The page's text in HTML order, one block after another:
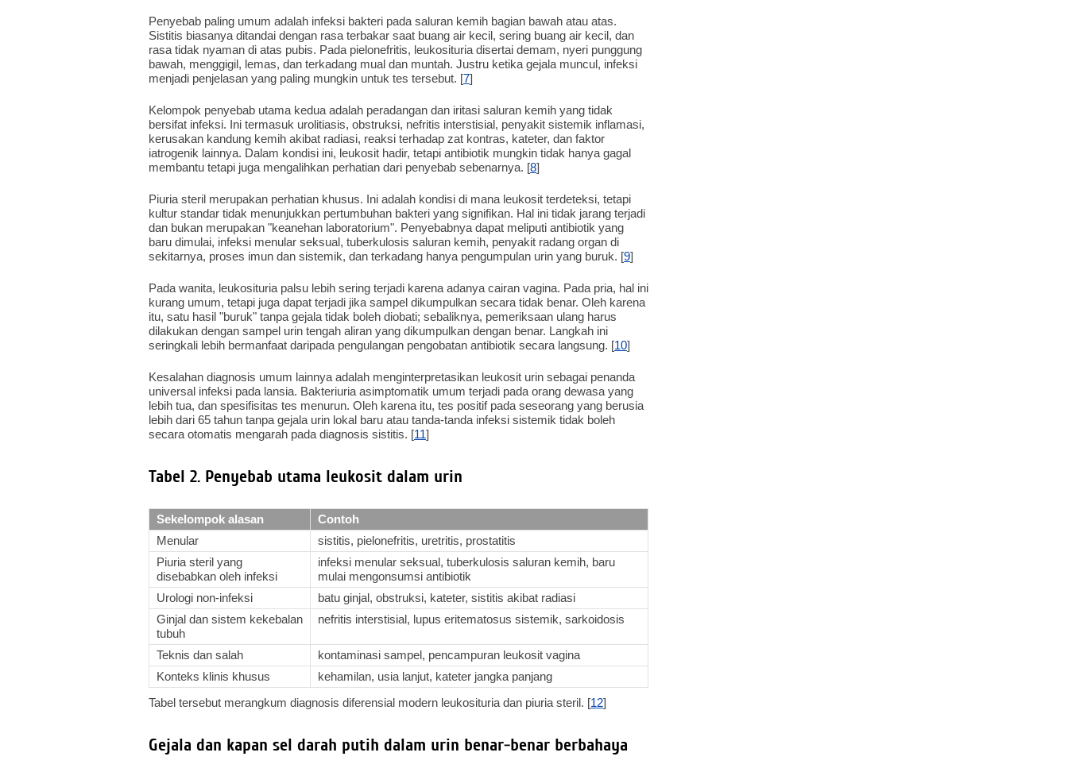
Penyebab paling umum adalah infeksi bakteri pada saluran kemih bagian bawah atau atas.
Sistitis biasanya ditandai dengan rasa terbakar saat buang air kecil, sering buang air kecil, dan
rasa tidak nyaman di atas pubis. Pada pielonefritis, leukosituria disertai demam, nyeri punggung
bawah, menggigil, lemas, dan terkadang mual dan muntah. Justru ketika gejala muncul, infeksi
menjadi penjelasan yang paling mungkin untuk tes tersebut. [7]
Kelompok penyebab utama kedua adalah peradangan dan iritasi saluran kemih yang tidak
bersifat infeksi. Ini termasuk urolitiasis, obstruksi, nefritis interstisial, penyakit sistemik inflamasi,
kerusakan kandung kemih akibat radiasi, reaksi terhadap zat kontras, kateter, dan faktor
iatrogenik lainnya. Dalam kondisi ini, leukosit hadir, tetapi antibiotik mungkin tidak hanya gagal
membantu tetapi juga mengalihkan perhatian dari penyebab sebenarnya. [8]
Piuria steril merupakan perhatian khusus. Ini adalah kondisi di mana leukosit terdeteksi, tetapi
kultur standar tidak menunjukkan pertumbuhan bakteri yang signifikan. Hal ini tidak jarang terjadi
dan bukan merupakan "keanehan laboratorium". Penyebabnya dapat meliputi antibiotik yang
baru dimulai, infeksi menular seksual, tuberkulosis saluran kemih, penyakit radang organ di
sekitarnya, proses imun dan sistemik, dan terkadang hanya pengumpulan urin yang buruk. [9]
Pada wanita, leukosituria palsu lebih sering terjadi karena adanya cairan vagina. Pada pria, hal ini
kurang umum, tetapi juga dapat terjadi jika sampel dikumpulkan secara tidak benar. Oleh karena
itu, satu hasil "buruk" tanpa gejala tidak boleh diobati; sebaliknya, pemeriksaan ulang harus
dilakukan dengan sampel urin tengah aliran yang dikumpulkan dengan benar. Langkah ini
seringkali lebih bermanfaat daripada pengulangan pengobatan antibiotik secara langsung. [10]
Kesalahan diagnosis umum lainnya adalah menginterpretasikan leukosit urin sebagai penanda
universal infeksi pada lansia. Bakteriuria asimptomatik umum terjadi pada orang dewasa yang
lebih tua, dan spesifisitas tes menurun. Oleh karena itu, tes positif pada seseorang yang berusia
lebih dari 65 tahun tanpa gejala urin lokal baru atau tanda-tanda infeksi sistemik tidak boleh
secara otomatis mengarah pada diagnosis sistitis. [11]
Tabel 2. Penyebab utama leukosit dalam urin
Sekelompok alasan
Contoh
Menular
sistitis, pielonefritis, uretritis, prostatitis
Piuria steril yang
disebabkan oleh infeksi
infeksi menular seksual, tuberkulosis saluran kemih, baru
mulai mengonsumsi antibiotik
Urologi non-infeksi
batu ginjal, obstruksi, kateter, sistitis akibat radiasi
Ginjal dan sistem kekebalan
tubuh
nefritis interstisial, lupus eritematosus sistemik, sarkoidosis
Teknis dan salah
kontaminasi sampel, pencampuran leukosit vagina
Konteks klinis khusus
kehamilan, usia lanjut, kateter jangka panjang
Tabel tersebut merangkum diagnosis diferensial modern leukosituria dan piuria steril. [12]
Gejala dan kapan sel darah putih dalam urin benar-benar berbahaya